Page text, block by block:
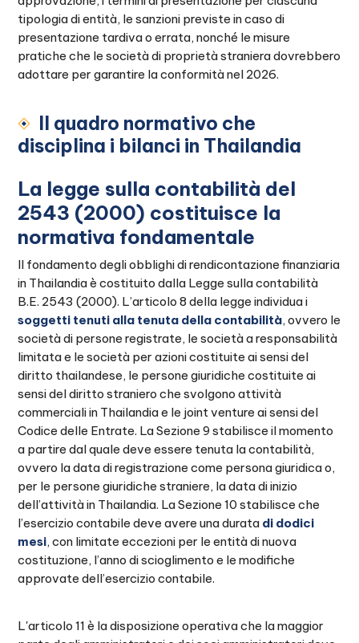
tipologia di entità, le sanzioni previste in caso di
presentazione tardiva o errata, nonché le misure
pratiche che le società di proprietà straniera dovrebbero
adottare per garantire la conformità nel 2026.
Il quadro normativo che
disciplina i bilanci in Thailandia
La legge sulla contabilità del
2543 (2000) costituisce la
normativa fondamentale
Il fondamento degli obblighi di rendicontazione finanziaria
in Thailandia è costituito dalla Legge sulla contabilità
B.E. 2543 (2000). L’articolo 8 della legge individua i
soggetti tenuti alla tenuta della contabilità, ovvero le
società di persone registrate, le società a responsabilità
limitata e le società per azioni costituite ai sensi del
diritto thailandese, le persone giuridiche costituite ai
sensi del diritto straniero che svolgono attività
commerciali in Thailandia e le joint venture ai sensi del
Codice delle Entrate. La Sezione 9 stabilisce il momento
a partire dal quale deve essere tenuta la contabilità,
ovvero la data di registrazione come persona giuridica o,
per le persone giuridiche straniere, la data di inizio
dell’attività in Thailandia. La Sezione 10 stabilisce che
l’esercizio contabile deve avere una durata di dodici
mesi, con limitate eccezioni per le entità di nuova
costituzione, l’anno di scioglimento e le modifiche
approvate dell’esercizio contabile.
L'articolo 11 è la disposizione operativa che la maggior